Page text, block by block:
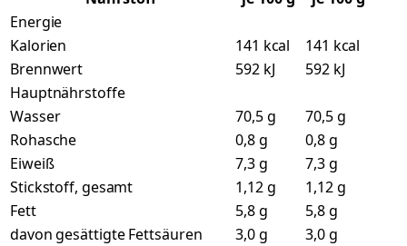
Energie
Kalorien
141 kcal
141 kcal
Brennwert
592 kJ
592 kJ
Hauptnährstoffe
Wasser
70,5 g
70,5 g
Rohasche
0,8 g
0,8 g
Eiweiß
7,3 g
7,3 g
Stickstoff, gesamt
1,12 g
1,12 g
Fett
5,8 g
5,8 g
davon gesättigte Fettsäuren
3,0 g
3,0 g